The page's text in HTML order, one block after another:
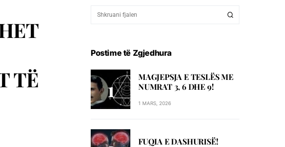
TË
Postime të Zgjedhura
MAGJEPSJA E TESLËS ME
NUMRAT 3, 6 DHE 9!
1 MARS, 2026
FUQIA E DASHURISË!